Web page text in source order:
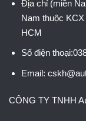
Địa chỉ (miền
Nam thuộc
HCM
Số điện
Email:
CÔNG TY TNHH